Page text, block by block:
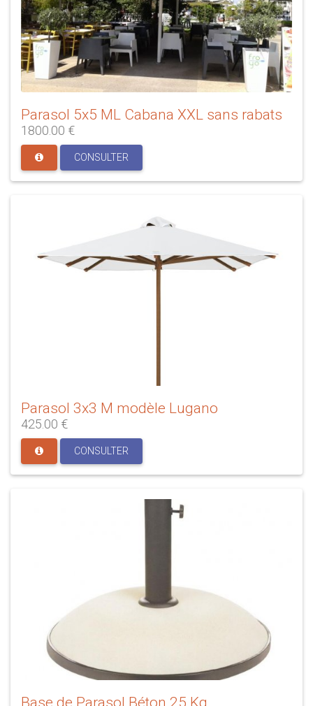
Parasol 5x5 ML Cabana XXL sans rabats
1800.00 €
CONSULTER
Parasol 3x3 M modèle Lugano
425.00 €
CONSULTER
Base de Parasol Béton 25 Kg